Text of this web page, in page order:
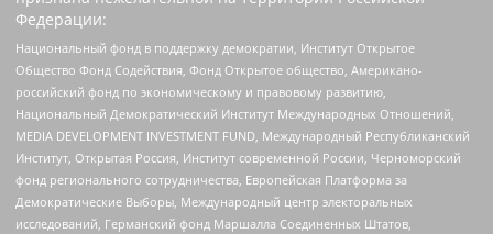
Федерации:
Национальный фонд в поддержку демократии, Институт Открытое
Общество Фонд Содействия, Фонд Открытое общество, Американо-
российский фонд по экономическому и правовому развитию,
Национальный Демократический Институт Международных Отношений,
MEDIA DEVELOPMENT INVESTMENT FUND, Международный Республиканский
Институт, Открытая Россия, Институт современной России, Черноморский
фонд регионального сотрудничества, Европейская Платформа за
Демократические Выборы, Международный центр электоральных
исследований, Германский фонд Маршалла Соединенных Штатов,